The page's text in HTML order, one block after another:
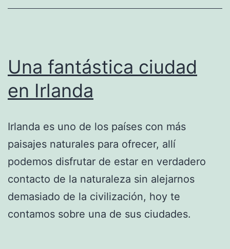
Una fantástica ciudad
en Irlanda
Irlanda es uno de los países con más
paisajes naturales para ofrecer, allí
podemos disfrutar de estar en verdadero
contacto de la naturaleza sin alejarnos
demasiado de la civilización, hoy te
contamos sobre una de sus ciudades.